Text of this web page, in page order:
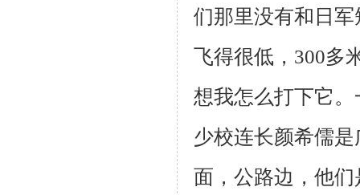
们那里没有和日
飞得很低， 300多
想我怎么打下它
少校连长颜希儒
面，公路边，他